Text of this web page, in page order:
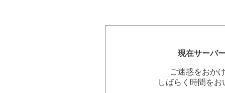
現在サーバ
ご迷惑をおか
しばらく時間を